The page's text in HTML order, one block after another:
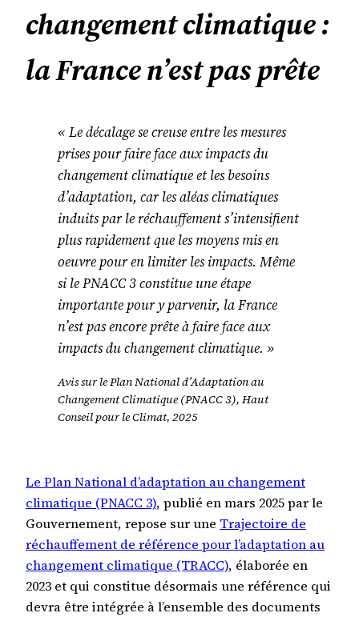
changement climatique :
la France n’est pas prête
« Le décalage se creuse entre les mesures
prises pour faire face aux impacts du
changement climatique et les besoins
d’adaptation, car les aléas climatiques
induits par le réchauffement s’intensifient
plus rapidement que les moyens mis en
oeuvre pour en limiter les impacts. Même
si le PNACC 3 constitue une étape
importante pour y parvenir, la France
n’est pas encore prête à faire face aux
impacts du changement climatique. »
Avis sur le Plan National d’Adaptation au
Changement Climatique (PNACC 3), Haut
Conseil pour le Climat, 2025
Le Plan National d’adaptation au changement
climatique (PNACC 3), publié en mars 2025 par le
Gouvernement, repose sur une Trajectoire de
réchauffement de référence pour l’adaptation au
changement climatique (TRACC), élaborée en
2023 et qui constitue désormais une référence qui
devra être intégrée à l’ensemble des documents